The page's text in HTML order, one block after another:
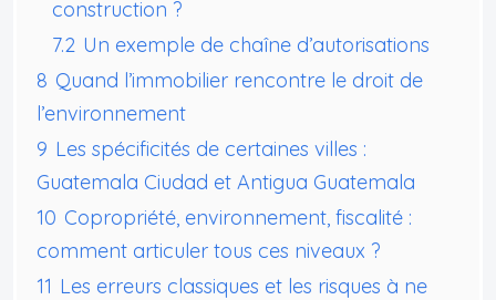
construction ?
7.2 Un exemple de chaîne d’autorisations
8 Quand l’immobilier rencontre le droit de
l’environnement
9 Les spécificités de certaines villes :
Guatemala Ciudad et Antigua Guatemala
10 Copropriété, environnement, fiscalité :
comment articuler tous ces niveaux ?
11 Les erreurs classiques et les risques à ne